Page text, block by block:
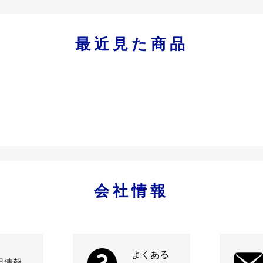
最近見た商品
会社情報
よくある